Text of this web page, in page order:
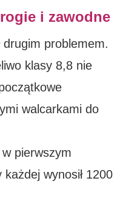
i zawodne
drugim problemem.
klasy 8,8 nie
walcarkami do
pierwszym
wynosił 1200